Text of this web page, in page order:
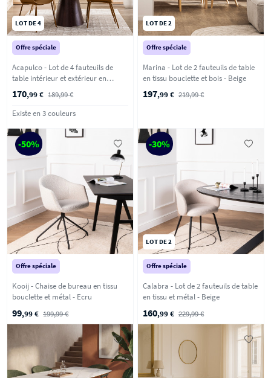
LOT DE 4
Offre spéciale
Acapulco - Lot de 4 fauteuils de
table intérieur et extérieur en
170,99 € 189,99 €
Existe en 3 couleurs
LOT DE 2
Offre spéciale
Marina - Lot de 2 fauteuils de table
en tissu bouclette et bois - Beige
197,99 € 219,99 €
-50%
Offre spéciale
Kooij - Chaise de bureau en tissu
bouclette et métal - Ecru
99,99 € 199,99 €
-30%
LOT DE 2
Offre spéciale
Calabra - Lot de 2 fauteuils de table
en tissu et métal - Beige
160,99 € 229,99 €